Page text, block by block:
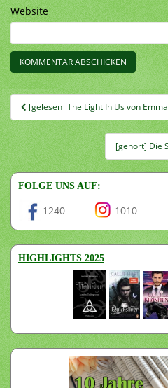
Website
Beitragsnavigation
[gelesen] The Light In Us von
[gehört] Die
FOLGE UNS AUF:
1240 1010
HIGHLIGHTS 2025